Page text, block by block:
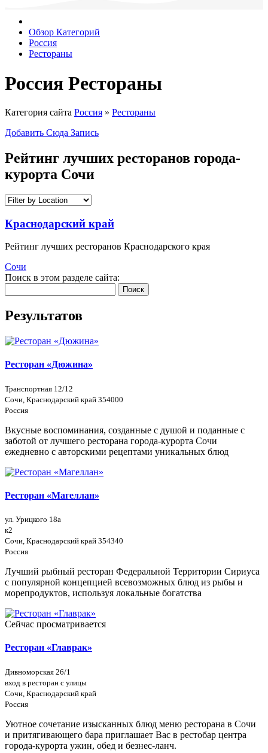
Обзор Категорий
Россия
Рестораны
Россия Рестораны
Категория сайта Россия » Рестораны
Добавить Сюда Запись
Рейтинг лучших ресторанов города-
курорта Сочи
Краснодарский край
Рейтинг лучших ресторанов Краснодарского края
Сочи
Поиск в этом разделе сайта:
Поиск
Результатов
Ресторан «Дюжина»
Транспортная 12/12
Сочи, Краснодарский край 354000
Россия
Вкусные воспоминания, созданные с душой и поданные с
заботой от лучшего ресторана города-курорта Сочи
ежедневно с авторскими рецептами уникальных блюд
Ресторан «Магеллан»
ул. Урицкого 18а
к2
Сочи, Краснодарский край 354340
Россия
Лучший рыбный ресторан Федеральной Территории Сириуса
с популярной концепцией всевозможных блюд из рыбы и
морепродуктов, используя локальные богатства
Сейчас просматривается
Ресторан «Главрак»
Дивноморская 26/1
вход в ресторан с улицы
Сочи, Краснодарский край
Россия
Уютное сочетание изысканных блюд меню ресторана в Сочи
и притягивающего бара приглашает Вас в рестобар центра
города-курорта ужин, обед и безнес-ланч.